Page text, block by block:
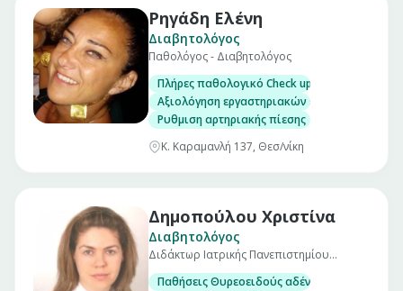
Ρηγάδη Ελένη
Διαβητολόγος
Παθολόγος - Διαβητολόγος
Πλήρες παθολογικό Check up σε άνδρες και
Αξιολόγηση εργαστηριακών εξετάσεων
Ρυθμιση αρτηριακής πίεσης
Κ. Καραμανλή 137, Θεσ/νίκη
Δημοπούλου Χριστίνα
Διαβητολόγος
Διδάκτωρ Ιατρικής Πανεπιστημίου
Παθήσεις Θυρεοειδούς αδένα, με